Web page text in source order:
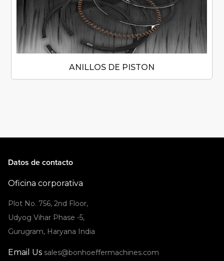
ANILLOS DE PISTON
Datos de contacto
Oficina corporativa
Plot No. 756, 2nd Floor,
Udyog Vihar Phase -5,
Gurugram, Haryana India
Email Us sales@bonhoeffermachines.com